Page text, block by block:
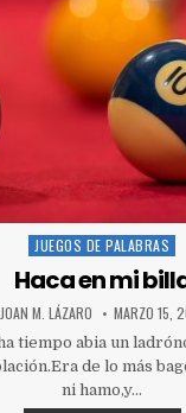
Posted
in
JUEGOS DE PALABRAS
Haca en mi
JOAN M. LÁZARO MARZO 15,
tiempo abia un
de lo más
ni hamo,y…